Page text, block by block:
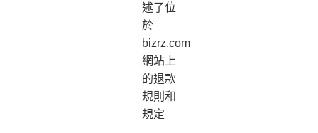
述了位
於
bizrz.com
網站上
的退款
規則和
規定